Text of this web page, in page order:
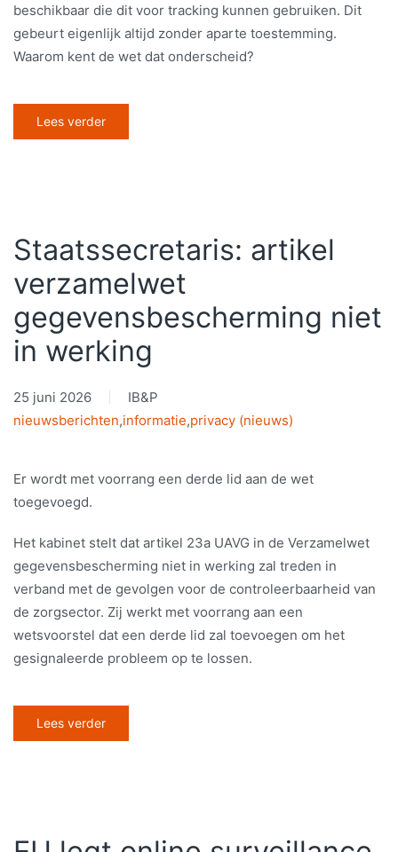
beschikbaar die dit voor tracking kunnen gebruiken. Dit
gebeurt eigenlijk altijd zonder aparte toestemming.
Waarom kent de wet dat onderscheid?
Lees verder
Staatssecretaris: artikel
verzamelwet
gegevensbescherming niet
in werking
25 juni 2026
IB&P
nieuwsberichten,informatie,privacy (nieuws)
Er wordt met voorrang een derde lid aan de wet
toegevoegd.
Het kabinet stelt dat artikel 23a UAVG in de Verzamelwet
gegevensbescherming niet in werking zal treden in
verband met de gevolgen voor de controleerbaarheid van
de zorgsector. Zij werkt met voorrang aan een
wetsvoorstel dat een derde lid zal toevoegen om het
gesignaleerde probleem op te lossen.
Lees verder